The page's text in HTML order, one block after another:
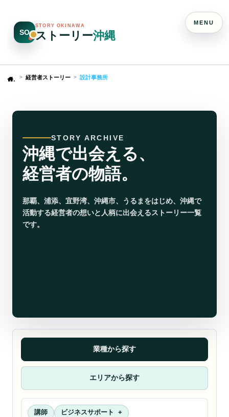
SO
STORY OKINAWA
ストーリー沖縄
Home 経営者ストーリー 設計事務所
STORY ARCHIVE
沖縄で出会える、
経営者の物語。
那覇、浦添、宜野湾、沖縄市、うるまをはじめ、沖縄で
活動する経営者の想いと人柄に出会えるストーリー一覧
です。
業種から探す
エリアから探す
講師 ビジネスサポート
MENU